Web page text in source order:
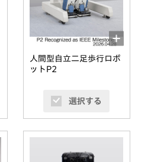
人間型自立二足歩行ロボ
ットP2
選択する